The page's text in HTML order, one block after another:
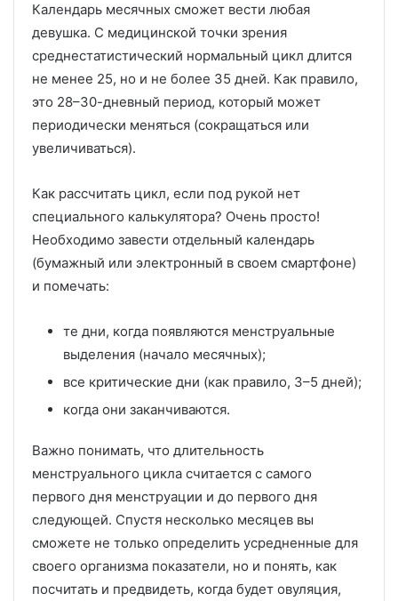
Календарь месячных сможет вести любая
девушка. С медицинской точки зрения
среднестатистический нормальный цикл длится
не менее 25, но и не более 35 дней. Как правило,
это 28–30-дневный период, который может
периодически меняться (сокращаться или
увеличиваться).
Как рассчитать цикл, если под рукой нет
специального калькулятора? Очень просто!
Необходимо завести отдельный календарь
(бумажный или электронный в своем смартфоне)
и помечать:
те дни, когда появляются менструальные
выделения (начало месячных);
все критические дни (как правило, 3–5 дней);
когда они заканчиваются.
Важно понимать, что длительность
менструального цикла считается с самого
первого дня менструации и до первого дня
следующей. Спустя несколько месяцев вы
сможете не только определить усредненные для
своего организма показатели, но и понять, как
посчитать и предвидеть, когда будет овуляция,